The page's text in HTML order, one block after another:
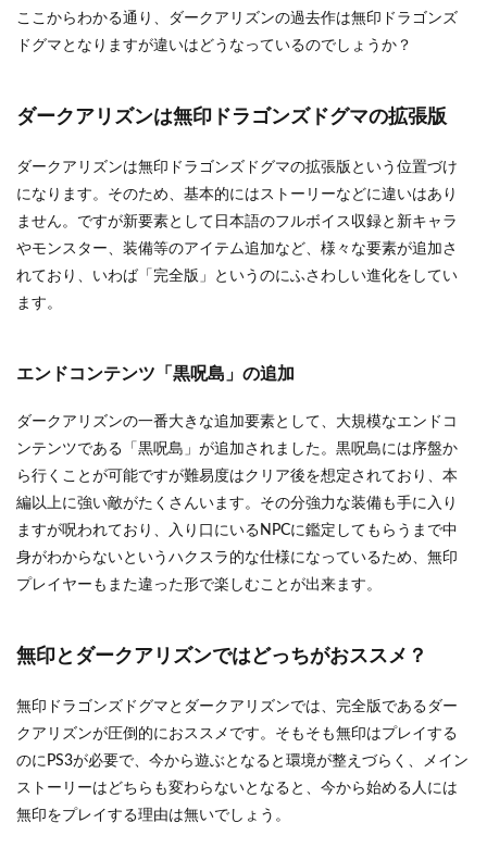
ここからわかる通り、ダークアリズンの過去作は無印ドラゴンズ
ドグマとなりますが違いはどうなっているのでしょうか？
ダークアリズンは無印ドラゴンズドグマの拡張版
ダークアリズンは無印ドラゴンズドグマの拡張版という位置づけ
になります。そのため、基本的にはストーリーなどに違いはあり
ません。ですが新要素として日本語のフルボイス収録と新キャラ
やモンスター、装備等のアイテム追加など、様々な要素が追加さ
れており、いわば「完全版」というのにふさわしい進化をしてい
ます。
エンドコンテンツ「黒呪島」の追加
ダークアリズンの一番大きな追加要素として、大規模なエンドコ
ンテンツである「黒呪島」が追加されました。黒呪島には序盤か
ら行くことが可能ですが難易度はクリア後を想定されており、本
編以上に強い敵がたくさんいます。その分強力な装備も手に入り
ますが呪われており、入り口にいるNPCに鑑定してもらうまで中
身がわからないというハクスラ的な仕様になっているため、無印
プレイヤーもまた違った形で楽しむことが出来ます。
無印とダークアリズンではどっちがおススメ？
無印ドラゴンズドグマとダークアリズンでは、完全版であるダー
クアリズンが圧倒的におススメです。そもそも無印はプレイする
のにPS3が必要で、今から遊ぶとなると環境が整えづらく、メイン
ストーリーはどちらも変わらないとなると、今から始める人には
無印をプレイする理由は無いでしょう。